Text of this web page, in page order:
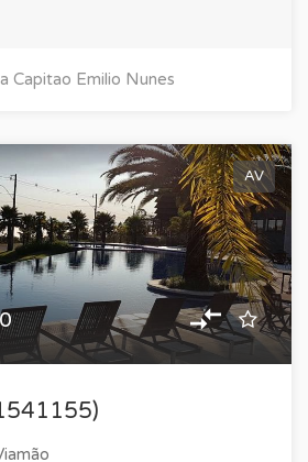
Capitao Emilio Nunes
AV